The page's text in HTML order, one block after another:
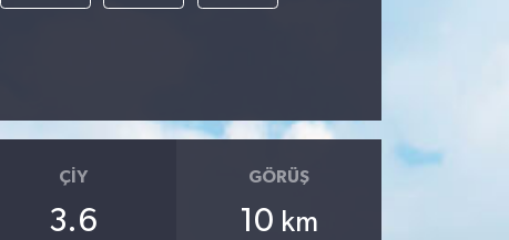
ÇIY
3.6
GÖRÜŞ
10 km